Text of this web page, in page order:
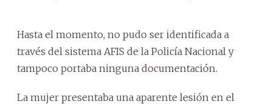
Hasta el momento, no pudo ser identificada a
través del sistema AFIS de la Policía Nacional y
tampoco portaba ninguna documentación.
La mujer presentaba una aparente lesión en el